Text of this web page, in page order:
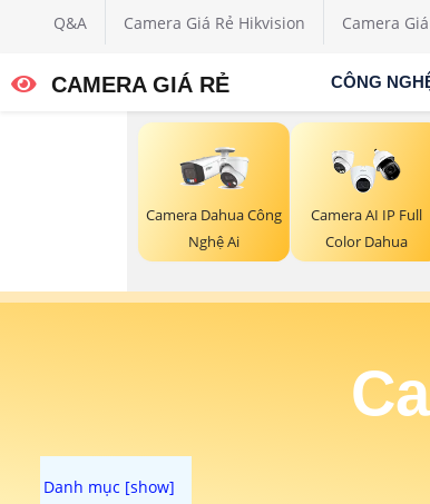
Q&A Camera Giá Rẻ Hikvision Camera
CAMERA GIÁ RẺ CÔNG
Camera Dahua Công
Nghệ Ai
Camera AI IP Full
Color Dahua